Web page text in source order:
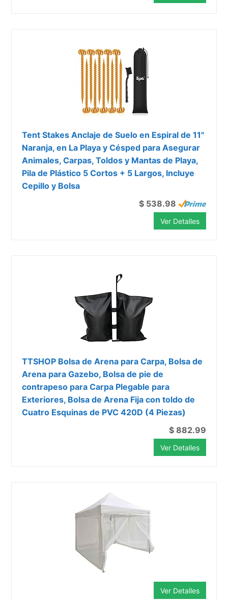
Tent Stakes Anclaje de Suelo en Espiral de 11"
Naranja, en La Playa y Césped para Asegurar
Animales, Carpas, Toldos y Mantas de Playa,
Pila de Plástico 5 Cortos + 5 Largos, Incluye
Cepillo y Bolsa
$ 538.98
Ver Detalles
TTSHOP Bolsa de Arena para Carpa, Bolsa de
Arena para Gazebo, Bolsa de pie de
contrapeso para Carpa Plegable para
Exteriores, Bolsa de Arena Fija con toldo de
Cuatro Esquinas de PVC 420D (4 Piezas)
$ 882.99
Ver Detalles
Ver Detalles